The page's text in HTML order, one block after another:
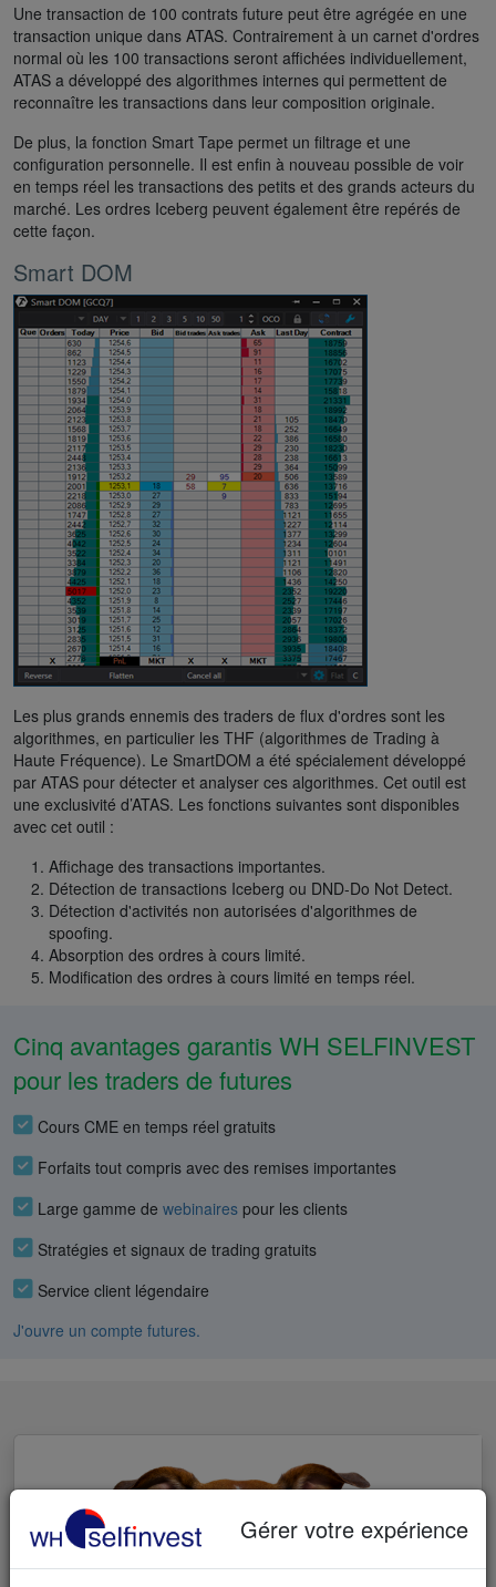
Une transaction de 100 contrats future peut être agrégée en une
transaction unique dans ATAS. Contrairement à un carnet d'ordres
normal où les 100 transactions seront affichées individuellement,
ATAS a développé des algorithmes internes qui permettent de
reconnaître les transactions dans leur composition originale.
De plus, la fonction Smart Tape permet un filtrage et une
configuration personnelle. Il est enfin à nouveau possible de voir
en temps réel les transactions des petits et des grands acteurs du
marché. Les ordres Iceberg peuvent également être repérés de
cette façon.
Smart DOM
Les plus grands ennemis des traders de flux d'ordres sont les
algorithmes, en particulier les THF (algorithmes de Trading à
Haute Fréquence). Le SmartDOM a été spécialement développé
par ATAS pour détecter et analyser ces algorithmes. Cet outil est
une exclusivité d’ATAS. Les fonctions suivantes sont disponibles
avec cet outil :
Affichage des transactions importantes.
Détection de transactions Iceberg ou DND-Do Not Detect.
Détection d'activités non autorisées d'algorithmes de
spoofing.
Absorption des ordres à cours limité.
Modification des ordres à cours limité en temps réel.
Cinq avantages garantis WH SELFINVEST
pour les traders de futures
Cours CME en temps réel gratuits
Forfaits tout compris avec des remises importantes
Large gamme de webinaires pour les clients
Stratégies et signaux de trading gratuits
Service client légendaire
J'ouvre un compte futures.
Gérer votre expérience